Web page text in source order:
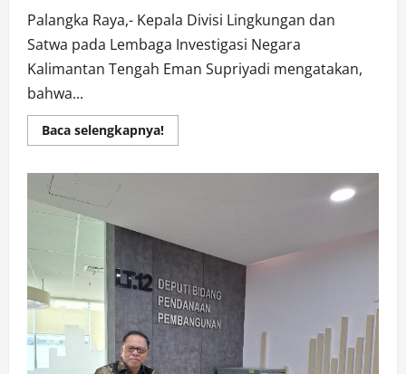
Palangka Raya,- Kepala Divisi Lingkungan dan
Satwa pada Lembaga Investigasi Negara
Kalimantan Tengah Eman Supriyadi mengatakan,
bahwa...
Baca selengkapnya!Read
more
Tahun
2025,
Wajib
Berpihak
kepada
Rakyat